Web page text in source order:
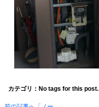
カテゴリ：No tags for this post.